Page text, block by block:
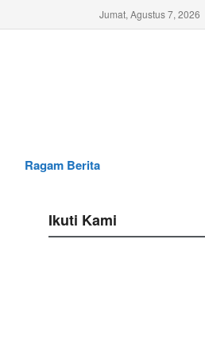
Jumat, Agustus 7, 2026
Ragam Berita
Ikuti Kami